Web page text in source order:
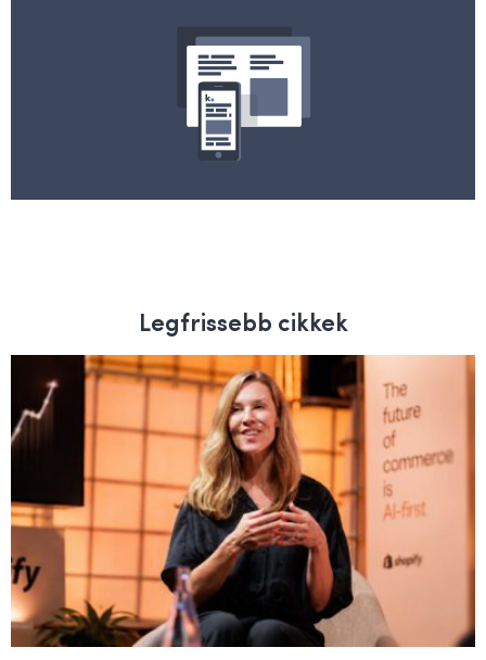
Legfrissebb cikkek